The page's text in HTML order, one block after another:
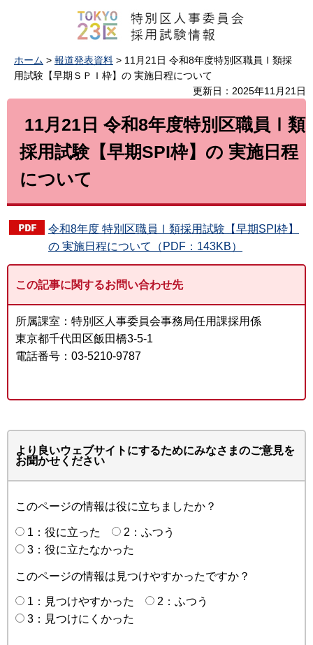
ホーム > 報道発表資料 > 11月21日 令和8年度特別区職員Ⅰ類採
用試験【早期ＳＰＩ枠】の 実施日程について
更新日：2025年11月21日
11月21日 令和8年度特別区職員Ⅰ類
採用試験【早期SPI枠】の 実施日程
について
令和8年度 特別区職員Ⅰ類採用試験【早期SPI枠】
の 実施日程について（PDF：143KB）
この記事に関するお問い合わせ先
所属課室：特別区人事委員会事務局任用課採用係
東京都千代田区飯田橋3-5-1
電話番号：03-5210-9787
より良いウェブサイトにするためにみなさまのご意見を
お聞かせください
このページの情報は役に立ちましたか？
1：役に立った
2：ふつう
3：役に立たなかった
このページの情報は見つけやすかったですか？
1：見つけやすかった
2：ふつう
3：見つけにくかった